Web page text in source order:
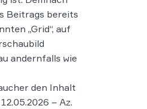
Beitrags bereits
„Grid“, auf
andernfalls wie
den Inhalt
– Az.